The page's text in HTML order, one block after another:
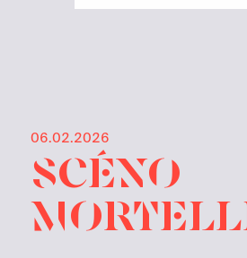
06.02.2026
Scéno